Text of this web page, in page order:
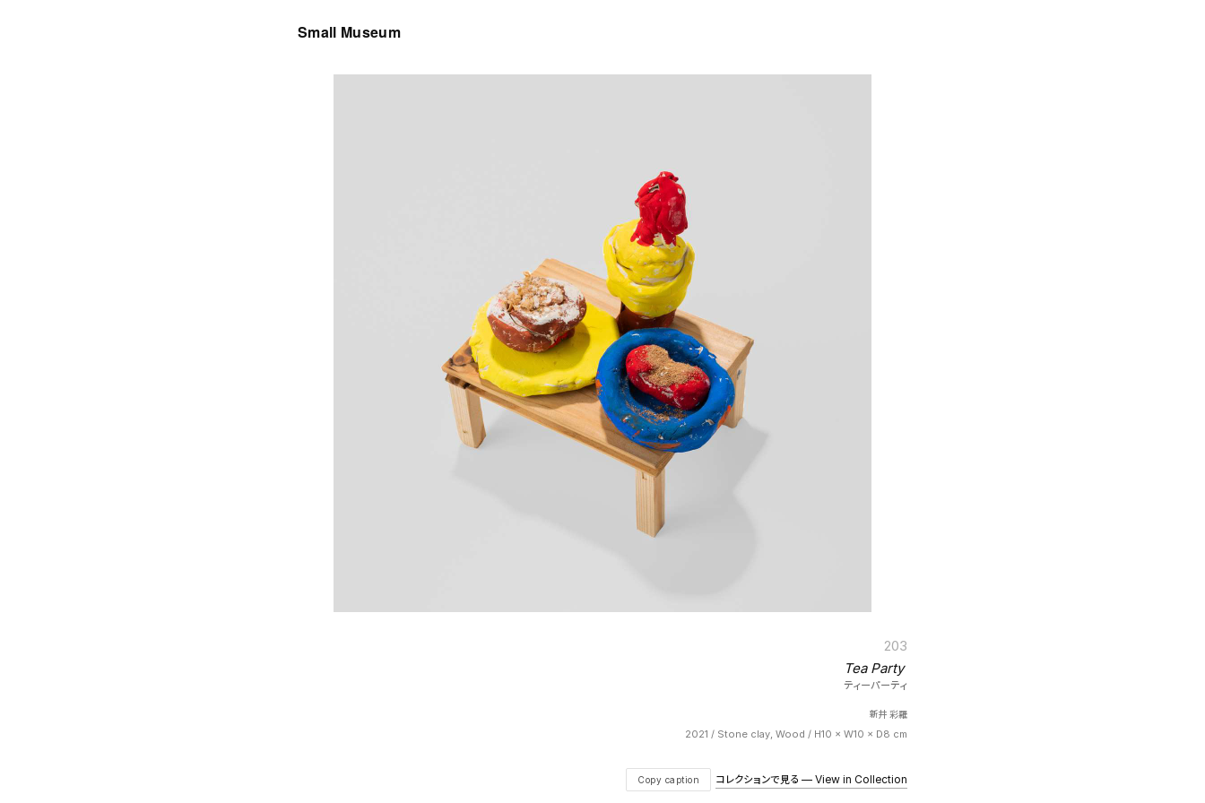
Small Museum
203
Tea Party
ティーパーティ
新井 彩羅
2021 / Stone clay, Wood / H10 × W10 × D8 cm
Copy caption コレクションで見る — View in Collection